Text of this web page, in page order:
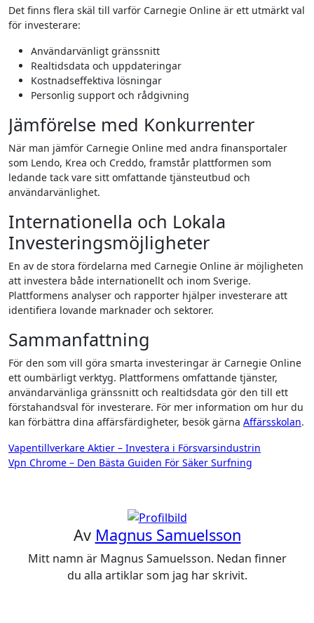
Det finns flera skäl till varför Carnegie Online är ett utmärkt val
för investerare:
Användarvänligt gränssnitt
Realtidsdata och uppdateringar
Kostnadseffektiva lösningar
Personlig support och rådgivning
Jämförelse med Konkurrenter
När man jämför Carnegie Online med andra finansportaler
som Lendo, Krea och Creddo, framstår plattformen som
ledande tack vare sitt omfattande tjänsteutbud och
användarvänlighet.
Internationella och Lokala
Investeringsmöjligheter
En av de stora fördelarna med Carnegie Online är möjligheten
att investera både internationellt och inom Sverige.
Plattformens analyser och rapporter hjälper investerare att
identifiera lovande marknader och sektorer.
Sammanfattning
För den som vill göra smarta investeringar är Carnegie Online
ett oumbärligt verktyg. Plattformens omfattande tjänster,
användarvänliga gränssnitt och realtidsdata gör den till ett
förstahandsval för investerare. För mer information om hur du
kan förbättra dina affärsfärdigheter, besök gärna Affärsskolan.
Inläggsnavigering
Vapentillverkare Aktier – Investera i Försvarsindustrin
Vpn Chrome – Den Bästa Guiden För Säker Surfning
Av Magnus Samuelsson
Mitt namn är Magnus Samuelsson. Nedan finner
du alla artiklar som jag har skrivit.